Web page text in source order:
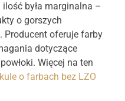
była marginalna –
o gorszych
Producent oferuje farby
dotyczące
Więcej na ten
o farbach bez LZO